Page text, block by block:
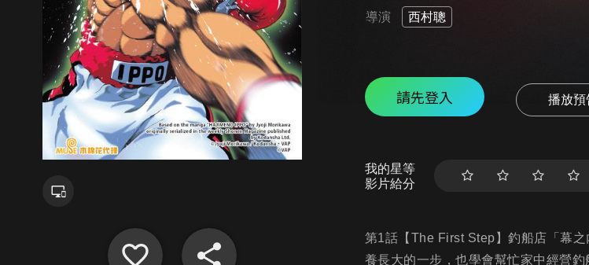
導演 西村聰
請先登入 播放預
我的星等
影片給分
第1話【The First Step】釣船店「幕
養長大的一步，也學會幫忙家中經營